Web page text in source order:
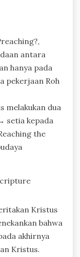
antara
hanya pada
pekerjaan Roh
melakukan dua
setia kepada
the
Kristus
bahwa
akhirnya
Kristus.